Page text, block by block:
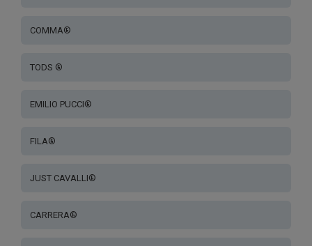
COMMA®
TODS ®
EMILIO PUCCI®
FILA®
JUST CAVALLI®
CARRERA®